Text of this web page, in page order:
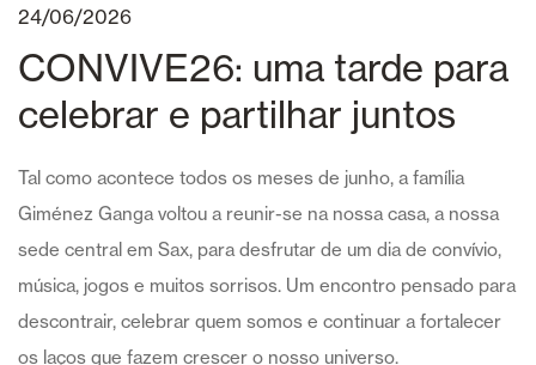
24/06/2026
CONVIVE26: uma tarde para
celebrar e partilhar juntos
Tal como acontece todos os meses de junho, a família
Giménez Ganga voltou a reunir-se na nossa casa, a nossa
sede central em Sax, para desfrutar de um dia de convívio,
música, jogos e muitos sorrisos. Um encontro pensado para
descontrair, celebrar quem somos e continuar a fortalecer
os laços que fazem crescer o nosso universo.